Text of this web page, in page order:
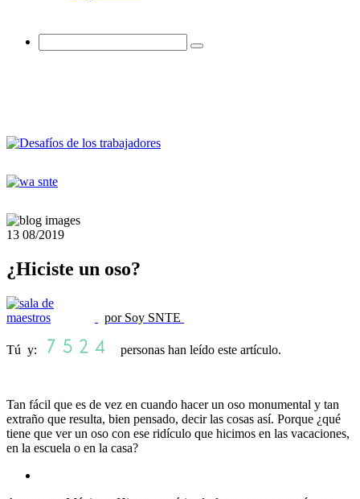
13 08/2019
¿Hiciste un oso?
por Soy SNTE
Tú y: personas han leído este artículo.
Tan fácil que es de vez en cuando hacer un oso monumental y tan
extraño que resulta, bien pensado, decir las cosas así. Porque ¿qué
tiene que ver un oso con ese ridículo que hicimos en las vacaciones,
en la escuela o en la casa?